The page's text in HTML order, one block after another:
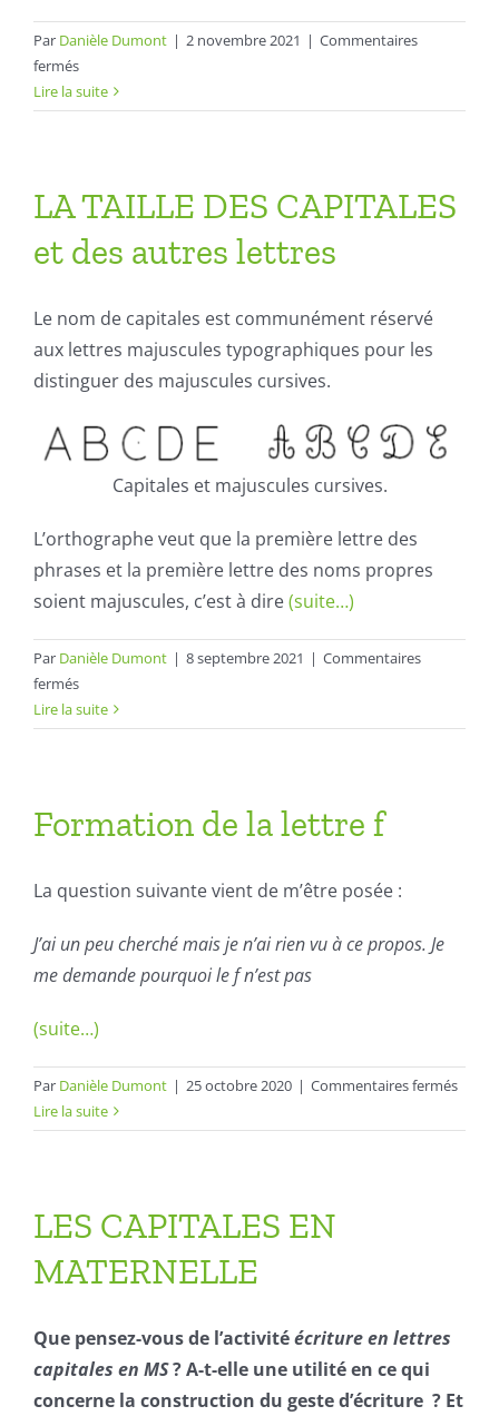
Par Danièle Dumont | 2 novembre 2021 | Commentaires
ferméssur
Un
coffret
pour
accompagner
le
geste
Lire la suite
LA TAILLE DES CAPITALES
et des autres lettres
Le nom de capitales est communément réservé
aux lettres majuscules typographiques pour les
distinguer des majuscules cursives.
Capitales et majuscules cursives.
L’orthographe veut que la première lettre des
phrases et la première lettre des noms propres
soient majuscules, c’est à dire(suite…)
Par Danièle Dumont | 8 septembre 2021 | Commentaires
ferméssur
LA
TAILLE
des
lettres
Lire la suite
Formation de la lettre f
La question suivante vient de m’être posée :
J’ai un peu cherché mais je n’ai rien vu à ce propos. Je
me demande pourquoi le f n’est pas
(suite…)
Par Danièle Dumont | 25 octobre 2020 | Commentaires ferméssur
de
Lire la suite
LES CAPITALES EN
MATERNELLE
Que pensez-vous de l’activitéécriture en lettres
capitales en MS? A-t-elle une utilité en ce qui
concerne la construction du geste d’écriture ? Et